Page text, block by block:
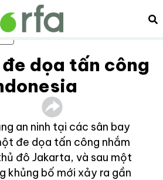
dọa tấn công
an ninh tại các sân bay
đe dọa tấn công nhắm
đô Jakarta, và sau một
khủng bố mới xảy ra gần